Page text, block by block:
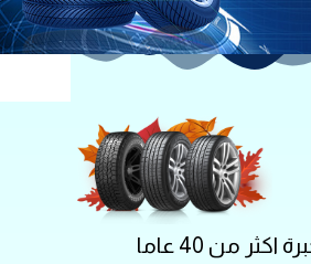
اكثر من 40 عاما